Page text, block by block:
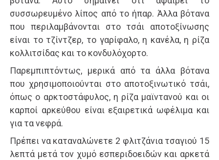
συσσωρευμένο λίπος από το ήπαρ. Άλλα βότανα
που περιλαμβάνονται στο τσάι αποτοξίνωσης
είναι το τζίντζερ, το γαρίφαλο, η κανέλα, η ρίζα
κολλιτσίδας και το κονδυλόχορτο.
Παρεμπιπτόντως, μερικά από τα άλλα βότανα
που χρησιμοποιούνται στο αποτοξινωτικό τσάι,
όπως ο αρκτοστάφυλος, η ρίζα μαϊντανού και οι
καρποί αρκεύθου είναι εξαιρετικά ωφέλιμα και
για τα νεφρά.
Πρέπει να καταναλώνετε 2 φλιτζάνια τσαγιού 15
λεπτά μετά τον χυμό εσπεριδοειδών και αρκετά